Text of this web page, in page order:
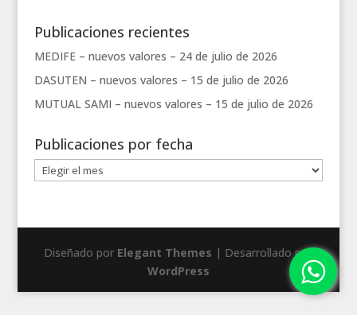
Publicaciones recientes
MEDIFE – nuevos valores – 24 de julio de 2026
DASUTEN – nuevos valores – 15 de julio de 2026
MUTUAL SAMI – nuevos valores – 15 de julio de 2026
Publicaciones por fecha
Publicaciones
por
Diseñado por Elegant Themes | Desarrollado por
WordPress